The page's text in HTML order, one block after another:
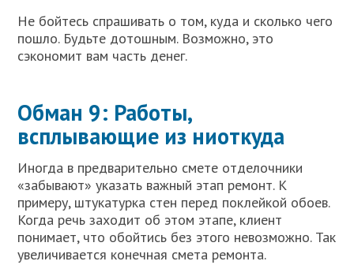
Не бойтесь спрашивать о том, куда и сколько чего
пошло. Будьте дотошным. Возможно, это
сэкономит вам часть денег.
Обман 9: Работы,
всплывающие из ниоткуда
Иногда в предварительно смете отделочники
«забывают» указать важный этап ремонт. К
примеру, штукатурка стен перед поклейкой обоев.
Когда речь заходит об этом этапе, клиент
понимает, что обойтись без этого невозможно. Так
увеличивается конечная смета ремонта.